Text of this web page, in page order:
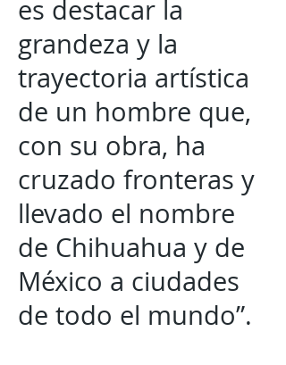
es destacar la
grandeza y la
trayectoria artística
de un hombre que,
con su obra, ha
cruzado fronteras y
llevado el nombre
de Chihuahua y de
México a ciudades
de todo el mundo”.